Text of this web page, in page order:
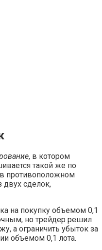
, в котором
такой же по
противоположном
двух сделок,
на покупку объемом 0,1
но трейдер решил
а ограничить убыток за
объемом 0,1 лота.